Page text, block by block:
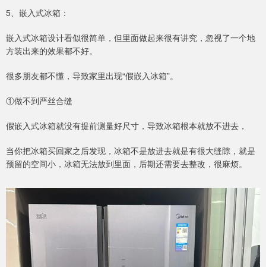
5、嵌入式冰箱：
嵌入式冰箱设计看似很简单，但里面做起来很有讲究，忽视了一个地
方装出来的效果都不好。
很多朋友都不懂，导致家里出现“假嵌入冰箱”。
①做不到严丝合缝
假嵌入式冰箱就没有提前测量好尺寸，导致冰箱根本就放不进去，
当你把冰箱买回家之后发现，冰箱不是放进去就是有很大缝隙，就是
预留的空间小，冰箱无法放到里面，后期还需要去整改，很麻烦。